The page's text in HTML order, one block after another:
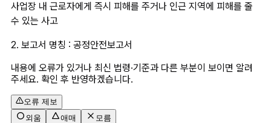
사업장 내 근로자에게 즉시 피해를 주거나 인근 지역에 피해를 줄
수 있는 사고
2. 보고서 명칭 : 공정안전보고서
내용에 오류가 있거나 최신 법령·기준과 다른 부분이 보이면 알려
주세요. 확인 후 반영하겠습니다.
오류 제보
외움
애매
모름